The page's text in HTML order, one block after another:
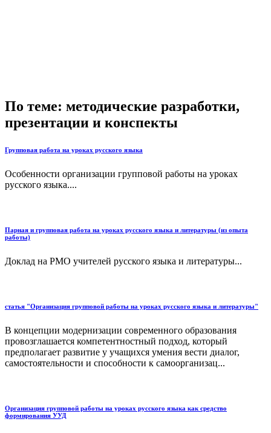
По теме: методические разработки,
презентации и конспекты
Групповая работа на уроках русского языка
Особенности организации групповой работы на уроках
русского языка....
Парная и групповая работа на уроках русского языка и литературы (из опыта
работы)
Доклад на РМО учителей русского языка и литературы...
статья "Организация групповой работы на уроках русского языка и литературы"
В концепции модернизации современного образования
провозглашается компетентностный подход, который
предполагает развитие у учащихся умения вести диалог,
самостоятельности и способности к самоорганизац...
Организация групповой работы на уроках русского языка как средство
формирования УУД